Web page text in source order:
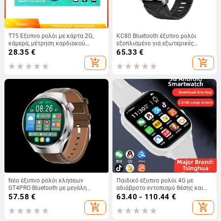
T75 Έξυπνο ρολόι με κάρτα 2G,
κάμερα, μέτρηση καρδιακού
ρυθμού, πίεσης και οξυγόνου,
παρακολούθηση ύπνου, κλήσεις
Bluetooth
28.35 €
add_shopping_cart
KC80 Bluetooth έξυπνο ρολόι
εξοπλισμένο για εξωτερικές
δραστηριότητες με αντοχή έως
1ATM, πυξίδα, βαρόμετρο, μέτρηση
καρδιακών παλμών και οξυγόνου
ιντσών, φακός
65.33 €
add_shopping_cart
Νέο έξυπνο ρολόι κλήσεων
GT4PRO Bluetooth με μεγάλη
οθόνη 1,53 ιντσών, λειτουργία
διασυνοριακός εξοπλισμός
57.58 €
add_shopping_cart
Παιδικό έξυπνο ρολόι 4G με
αδιάβροτο εντοπισμό θέσης και
κάμερα, οθόνη AMOLED
63.40 - 110.44 €
add_shopping_cart